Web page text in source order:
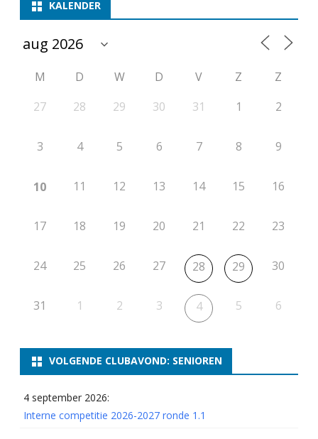
KALENDER
M D W D V Z
Z
27
28 29 30 31 1 2
3 4 5 6 7 8 9
10 11 12 13 14 15 16
17 18 19 20 21 22 23
24 25 26 27 28 29 30
31 1 2 3 4 5 6
VOLGENDE CLUBAVOND: SENIOREN
4 september 2026:
Interne competitie 2026-2027 ronde 1.1